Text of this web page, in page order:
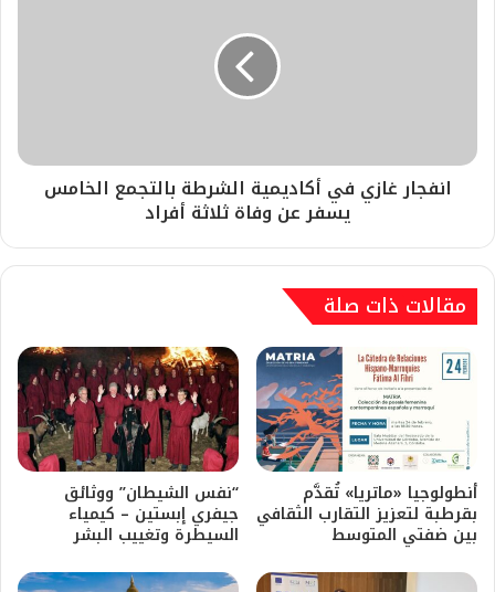
انفجار غازي في أكاديمية الشرطة بالتجمع الخامس
يسفر عن وفاة ثلاثة أفراد
مقالات ذات صلة
أنطولوجيا «ماتريا» تُقدَّم
بقرطبة لتعزيز التقارب الثقافي
بين ضفتي المتوسط
“نفس الشيطان” ووثائق
جيفري إبستين – كيمياء
السيطرة وتغييب البشر